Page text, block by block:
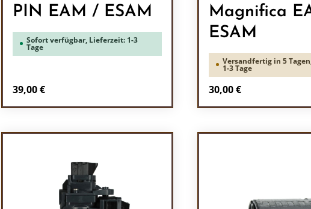
PIN EAM / ESAM
Sofort verfügbar, Lieferzeit: 1-3
Tage
Regulärer Preis:
39,00 €
Magnifica
ESAM
Versandfertig in 5
1-3 Tage
Regulärer Preis:
30,00 €